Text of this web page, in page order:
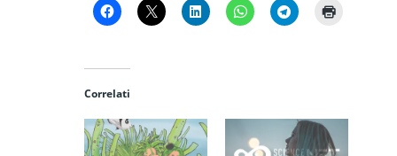
Correlati